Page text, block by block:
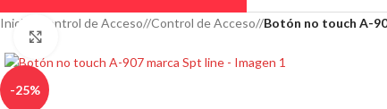
Inicio Control de Acceso/ Control de Acceso/ Botón no touch A-
-25%